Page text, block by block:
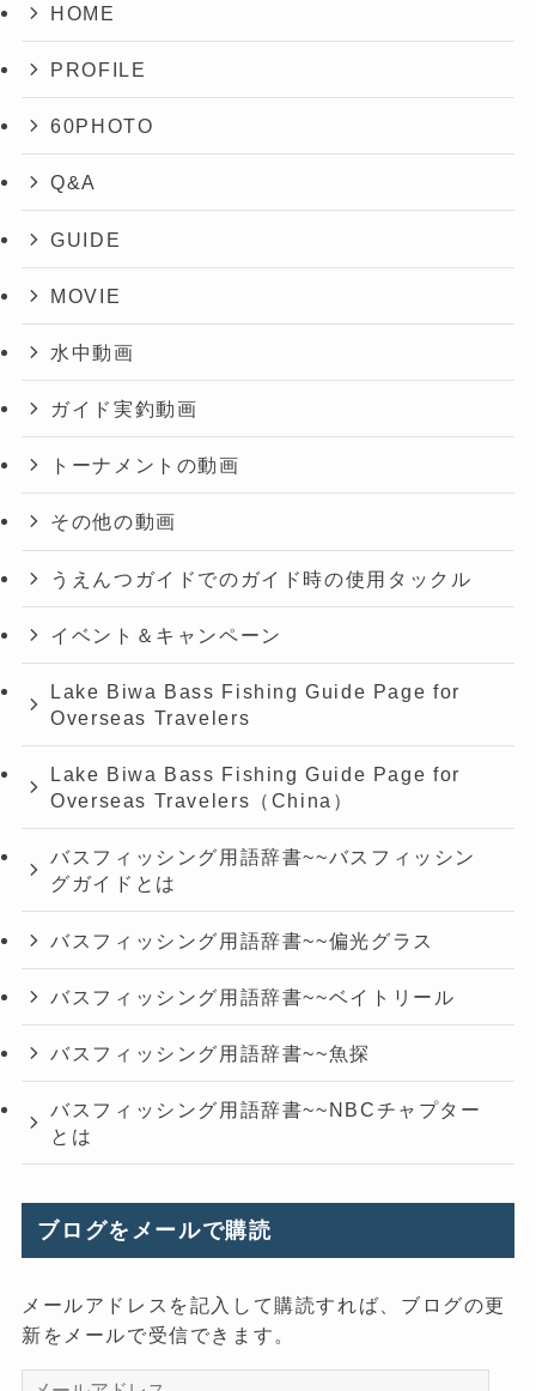
HOME
PROFILE
60PHOTO
Q&A
GUIDE
MOVIE
水中動画
ガイド実釣動画
トーナメントの動画
その他の動画
うえんつガイドでのガイド時の使用タックル
イベント＆キャンペーン
Lake Biwa Bass Fishing Guide Page for
Overseas Travelers
Lake Biwa Bass Fishing Guide Page for
Overseas Travelers（China）
バスフィッシング用語辞書~~バスフィッシン
グガイドとは
バスフィッシング用語辞書~~偏光グラス
バスフィッシング用語辞書~~ベイトリール
バスフィッシング用語辞書~~魚探
バスフィッシング用語辞書~~NBCチャプター
とは
ブログをメールで購読
メールアドレスを記入して購読すれば、ブログの更
新をメールで受信できます。
メ